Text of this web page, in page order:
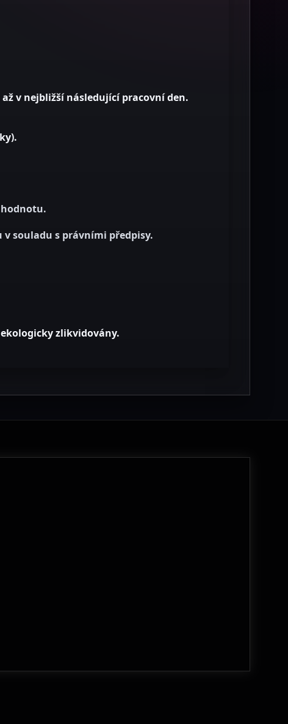
až v nejbližší následující pracovní den.
souladu s právními předpisy.
zlikvidovány.